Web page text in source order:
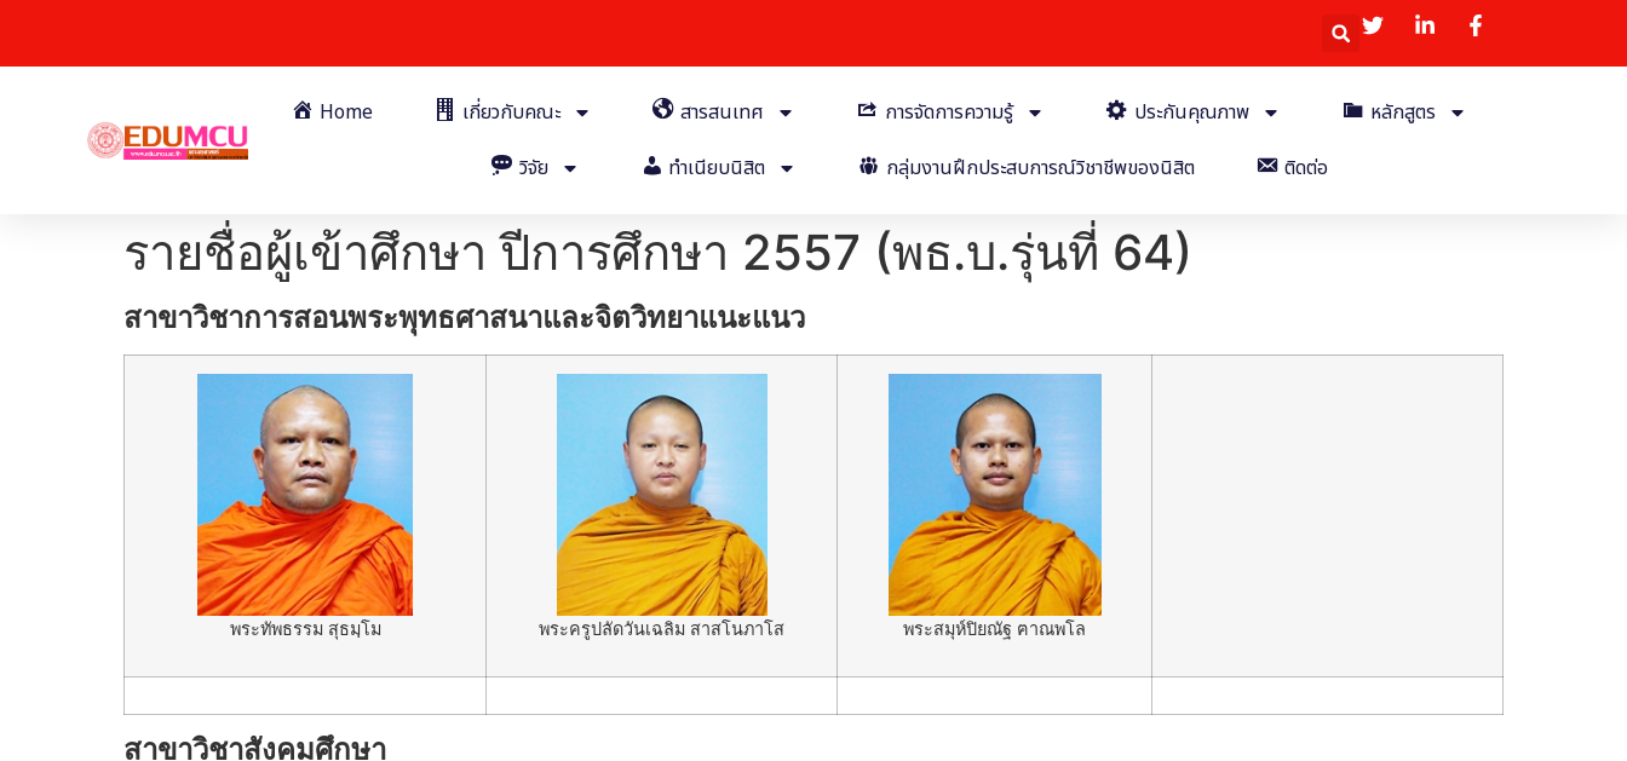
Home เกี่ยวกับคณะ สารสนเทศ การจัดการความรู้ ประกันคุณภาพ
หลักสูตร
วิจัย
ทำเนียบนิสิต กลุ่มงานฝึกประสบการณ์วิชาชีพของนิสิต ติดต่อ
รายชื่อผู้เข้าศึกษา ปีการศึกษา 2557 (พธ.บ.รุ่นที่ 64)
สาขาวิชาการสอนพระพุทธศาสนาและจิตวิทยาแนะแนว
พระทัพธรรม สุธมฺโม พระครูปลัดวันเฉลิม สาสโนภาโส พระสมุห์ปิยณัฐ ฅาณพโล
สาขาวิชาสังคมศึกษา